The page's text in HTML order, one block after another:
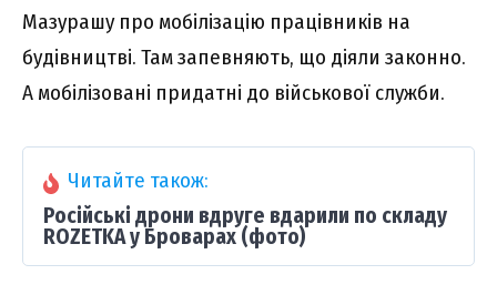
Мазурашу про мобілізацію працівників на
будівництві. Там запевняють, що діяли законно.
А мобілізовані придатні до військової служби.
Читайте також:
Російські дрони вдруге вдарили по складу
ROZETKA у Броварах (фото)